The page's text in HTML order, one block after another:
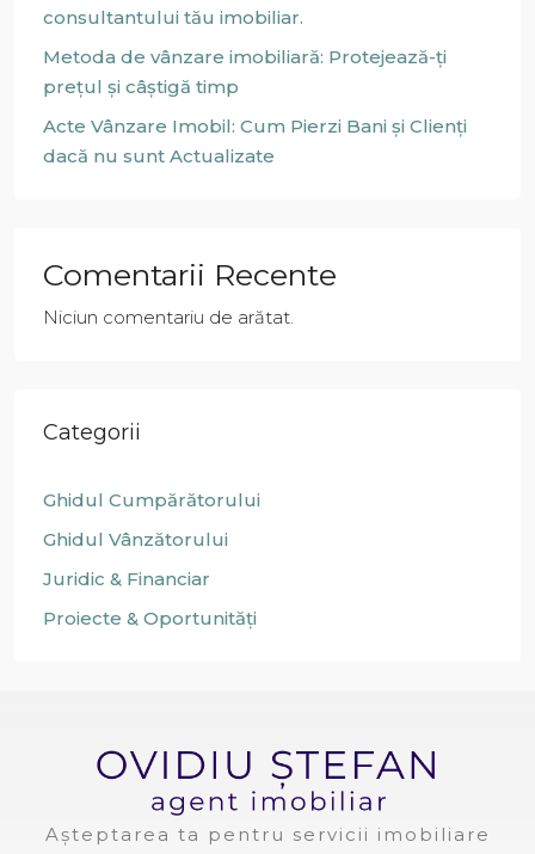
consultantului tău imobiliar.
Metoda de vânzare imobiliară: Protejează-ți
prețul și câștigă timp
Acte Vânzare Imobil: Cum Pierzi Bani și Clienți
dacă nu sunt Actualizate
Comentarii Recente
Niciun comentariu de arătat.
Categorii
Ghidul Cumpărătorului
Ghidul Vânzătorului
Juridic & Financiar
Proiecte & Oportunități
Așteptarea ta pentru servicii imobiliare